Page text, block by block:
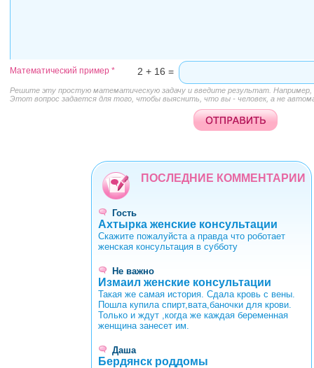
Этот вопрос задается для того, чтобы выяснить, что вы - человек, а не
Математический пример * 2 + 16 =
Решите эту простую математическую задачу и введите результат. Например,
ПОСЛЕДНИЕ КОММЕНТАРИИ
Гость
Ахтырка женские консультации
Скажите пожалуйста а правда что роботает
женская консультация в субботу
Не важно
Измаил женские консультации
Такая же самая история. Сдала кровь с вены.
Пошла купила спирт,вата,баночки для крови.
Только и ждут ,когда же каждая беременная
женщина занесет им.
Даша
Бердянск роддомы